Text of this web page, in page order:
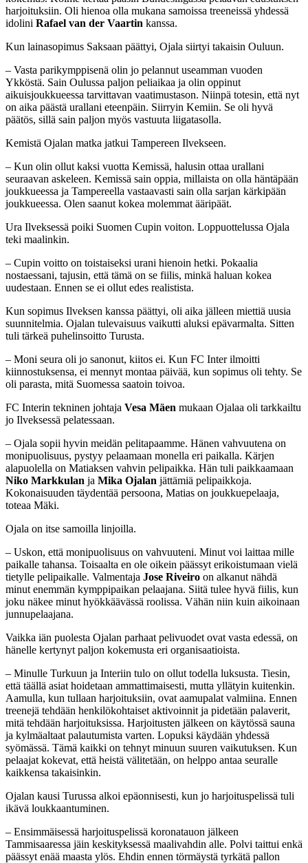
harjoituksiin. Oli hienoa olla mukana samoissa treeneissä yhdessä
idolini Rafael van der Vaartin kanssa.
Kun lainasopimus Saksaan päättyi, Ojala siirtyi takaisin Ouluun.
– Vasta parikymppisenä olin jo pelannut useamman vuoden
Ykköstä. Sain Oulussa paljon peliaikaa ja olin oppinut
aikuisjoukkueessa tarvittavan vaatimustason. Niinpä totesin, että nyt
on aika päästä urallani eteenpäin. Siirryin Kemiin. Se oli hyvä
päätös, sillä sain paljon myös vastuuta liigatasolla.
Kemistä Ojalan matka jatkui Tampereen Ilvekseen.
– Kun olin ollut kaksi vuotta Kemissä, halusin ottaa urallani
seuraavan askeleen. Kemissä sain oppia, millaista on olla häntäpään
joukkueessa ja Tampereella vastaavasti sain olla sarjan kärkipään
joukkueessa. Olen saanut kokea molemmat ääripäät.
Ura Ilveksessä poiki Suomen Cupin voiton. Loppuottelussa Ojala
teki maalinkin.
– Cupin voitto on toistaiseksi urani hienoin hetki. Pokaalia
nostaessani, tajusin, että tämä on se fiilis, minkä haluan kokea
uudestaan. Ennen se ei ollut edes realistista.
Kun sopimus Ilveksen kanssa päättyi, oli aika jälleen miettiä uusia
suunnitelmia. Ojalan tulevaisuus vaikutti aluksi epävarmalta. Sitten
tuli tärkeä puhelinsoitto Turusta.
– Moni seura oli jo sanonut, kiitos ei. Kun FC Inter ilmoitti
kiinnostuksensa, ei mennyt montaa päivää, kun sopimus oli tehty. Se
oli parasta, mitä Suomessa saatoin toivoa.
FC Interin tekninen johtaja Vesa Mäen mukaan Ojalaa oli tarkkailtu
jo Ilveksessä pelatessaan.
– Ojala sopii hyvin meidän pelitapaamme. Hänen vahvuutena on
monipuolisuus, pystyy pelaamaan monella eri paikalla. Kärjen
alapuolella on Matiaksen vahvin pelipaikka. Hän tuli paikkaamaan
Niko Markkulan ja Mika Ojalan jättämiä pelipaikkoja.
Kokonaisuuden täydentää persoona, Matias on joukkuepelaaja,
toteaa Mäki.
Ojala on itse samoilla linjoilla.
– Uskon, että monipuolisuus on vahvuuteni. Minut voi laittaa mille
paikalle tahansa. Toisaalta en ole oikein päässyt erikoistumaan vielä
tietylle pelipaikalle. Valmentaja Jose Riveiro on alkanut nähdä
minut enemmän kymppipaikan pelaajana. Siitä tulee hyvä fiilis, kun
joku näkee minut hyökkäävässä roolissa. Vähän niin kuin aikoinaan
junnupelaajana.
Vaikka iän puolesta Ojalan parhaat pelivuodet ovat vasta edessä, on
hänelle kertynyt paljon kokemusta eri organisaatioista.
– Minulle Turkuun ja Interiin tulo on ollut todella luksusta. Tiesin,
että täällä asiat hoidetaan ammattimaisesti, mutta yllätyin kuitenkin.
Aamulla, kun tullaan harjoituksiin, ovat aamupalat valmiina. Ennen
treenejä tehdään henkilökohtaiset aktivoinnit ja pidetään palaverit,
mitä tehdään harjoituksissa. Harjoitusten jälkeen on käytössä sauna
ja kylmäaltaat palautumista varten. Lopuksi käydään yhdessä
syömässä. Tämä kaikki on tehnyt minuun suuren vaikutuksen. Kun
pelaajat kokevat, että heistä välitetään, on helppo antaa seuralle
kaikkensa takaisinkin.
Ojalan kausi Turussa alkoi epäonnisesti, kun jo harjoituspelissä tuli
ikävä loukkaantuminen.
– Ensimmäisessä harjoituspelissä koronatauon jälkeen
Tammisaaressa jäin keskityksessä maalivahdin alle. Polvi taittui enkä
päässyt enää maasta ylös. Ehdin ennen törmäystä tyrkätä pallon